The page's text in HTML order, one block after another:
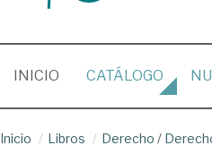
INICIO (CURRENT)
CATÁLOGO
Inicio Libros Derecho /